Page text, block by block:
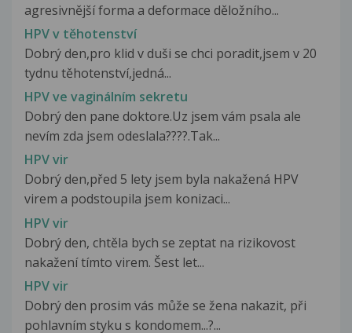
agresivnější forma a deformace děložního...
HPV v těhotenství
Dobrý den,pro klid v duši se chci poradit,jsem v 20
tydnu těhotenství,jedná...
HPV ve vaginálním sekretu
Dobrý den pane doktore.Uz jsem vám psala ale
nevím zda jsem odeslala????.Tak...
HPV vir
Dobrý den,před 5 lety jsem byla nakažená HPV
virem a podstoupila jsem konizaci...
HPV vir
Dobrý den, chtěla bych se zeptat na rizikovost
nakažení tímto virem. Šest let...
HPV vir
Dobrý den prosim vás může se žena nakazit, při
pohlavním styku s kondomem...?...